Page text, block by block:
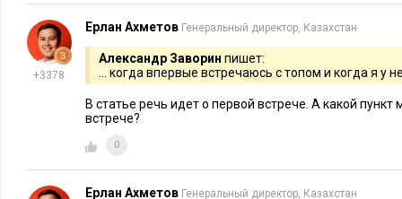
+3378
Ерлан Ахметов Генеральный директор, Казахстан
Александр Заворин пишет:
... когда впервые встречаюсь с топом и когда я у
В статье речь идет о первой встрече. А какой
встрече?
0
Ерлан Ахметов Генеральный директор, Казахстан